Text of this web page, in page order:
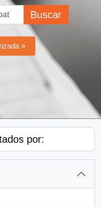
Buscar
»
por: